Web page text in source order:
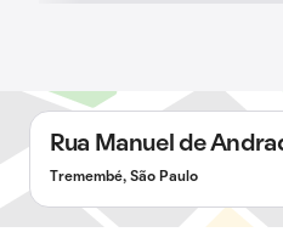
Rua Manuel de
Tremembé, São Paulo